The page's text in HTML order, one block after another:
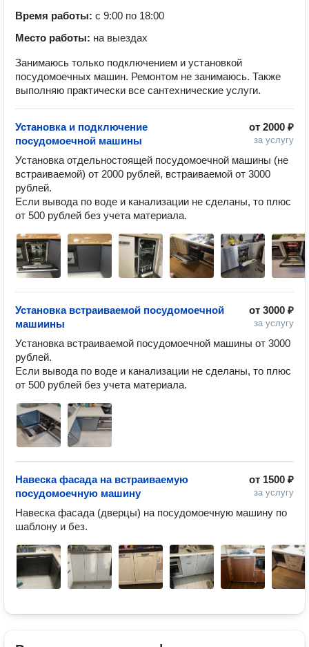
Время работы: с 9:00 по 18:00
Место работы: на выездах
Занимаюсь только подключением и установкой
посудомоечных машин. Ремонтом не занимаюсь. Также
выполняю практически все сантехнические услуги.
от 2000 ₽
за услугу
Установка и подключение
посудомоечной машины
Установка отдельностоящей посудомоечной машины (не
встраиваемой) от 2000 рублей, встраиваемой от 3000
рублей.
Если вывода по воде и канализации не сделаны, то плюс
от 500 рублей без учета материала.
от 3000 ₽
за услугу
Установка встраиваемой посудомоечной
машиины
Установка встраиваемой посудомоечной машины от 3000
рублей.
Если вывода по воде и канализации не сделаны, то плюс
от 500 рублей без учета материала.
от 1500 ₽
за услугу
Навеска фасада на встраиваемую
посудомоечную машину
Навеска фасада (дверцы) на посудомоечную машину по
шаблону и без.